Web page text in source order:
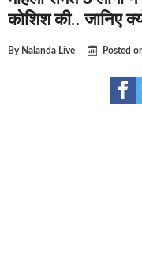
घूसखोर अफसरों पर
क्रिकेटर ईशान किशन
बिहारवासियों के लिए
कोशिश की.. जानिए
By Nalanda Live Posted